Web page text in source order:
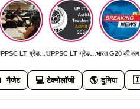
UPPSC LT ग्रेड मुख्य परीक्षा 11 जुलाई को: हिंदी, सामाजिक विज्ञान, फिजिकल साइंस और संगीत विषयों की होगी परीक्षा UPPSC LT ग्रेड मुख्य परीक्षा 11 जुलाई को: हिंदी, सामाजिक विज्ञान, फिजिकल साइंस और संगीत विषयों की होगी परीक्षा
गैजेट 💻 टेक्नोलॉजी 🌎 दुनिया